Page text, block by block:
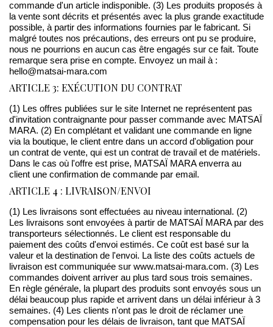
commande d'un article indisponible. (3) Les produits proposés à
la vente sont décrits et présentés avec la plus grande exactitude
possible, à partir des informations fournies par le fabricant. Si
malgré toutes nos précautions, des erreurs ont pu se produire,
nous ne pourrions en aucun cas être engagés sur ce fait. Toute
remarque sera prise en compte. Envoyez un mail à :
hello@matsai-mara.com
ARTICLE 3: EXÉCUTION DU CONTRAT
(1) Les offres publiées sur le site Internet ne représentent pas
d'invitation contraignante pour passer commande avec MATSAÏ
MARA. (2) En complétant et validant une commande en ligne
via la boutique, le client entre dans un accord d'obligation pour
un contrat de vente, qui est un contrat de travail et de matériels.
Dans le cas où l'offre est prise, MATSAÏ MARA enverra au
client une confirmation de commande par email.
ARTICLE 4 : LIVRAISON/ENVOI
(1) Les livraisons sont effectuées au niveau international. (2)
Les livraisons sont envoyées à partir de MATSAÏ MARA par des
transporteurs sélectionnés. Le client est responsable du
paiement des coûts d'envoi estimés. Ce coût est basé sur la
valeur et la destination de l'envoi. La liste des coûts actuels de
livraison est communiquée sur www.matsai-mara.com. (3) Les
commandes doivent arriver au plus tard sous trois semaines.
En règle générale, la plupart des produits sont envoyés sous un
délai beaucoup plus rapide et arrivent dans un délai inférieur à 3
semaines. (4) Les clients n'ont pas le droit de réclamer une
compensation pour les délais de livraison, tant que MATSAÏ